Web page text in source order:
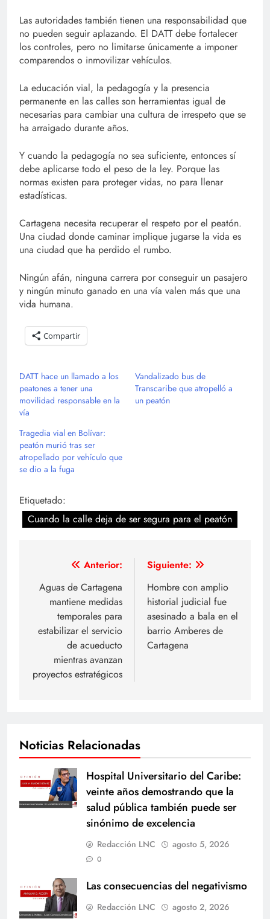
Las autoridades también tienen una responsabilidad que
no pueden seguir aplazando. El DATT debe fortalecer
los controles, pero no limitarse únicamente a imponer
comparendos o inmovilizar vehículos.
La educación vial, la pedagogía y la presencia
permanente en las calles son herramientas igual de
necesarias para cambiar una cultura de irrespeto que se
ha arraigado durante años.
Y cuando la pedagogía no sea suficiente, entonces sí
debe aplicarse todo el peso de la ley. Porque las
normas existen para proteger vidas, no para llenar
estadísticas.
Cartagena necesita recuperar el respeto por el peatón.
Una ciudad donde caminar implique jugarse la vida es
una ciudad que ha perdido el rumbo.
Ningún afán, ninguna carrera por conseguir un pasajero
y ningún minuto ganado en una vía valen más que una
vida humana.
Compartir
DATT hace un llamado a los
peatones a tener una
movilidad responsable en la
vía
Vandalizado bus de
Transcaribe que atropelló a
un peatón
Tragedia vial en Bolívar:
peatón murió tras ser
atropellado por vehículo que
se dio a la fuga
Etiquetado:
Cuando la calle deja de ser segura para el peatón
Navegación
de
entradas
Anterior:
Aguas de Cartagena
mantiene medidas
temporales para
estabilizar el servicio
de acueducto
mientras avanzan
proyectos estratégicos
Siguiente:
Hombre con amplio
historial judicial fue
asesinado a bala en el
barrio Amberes de
Cartagena
Noticias Relacionadas
Hospital Universitario del Caribe:
veinte años demostrando que la
salud pública también puede ser
sinónimo de excelencia
Redacción LNC agosto 5, 2026
0
Las consecuencias del negativismo
Redacción LNC agosto 2, 2026